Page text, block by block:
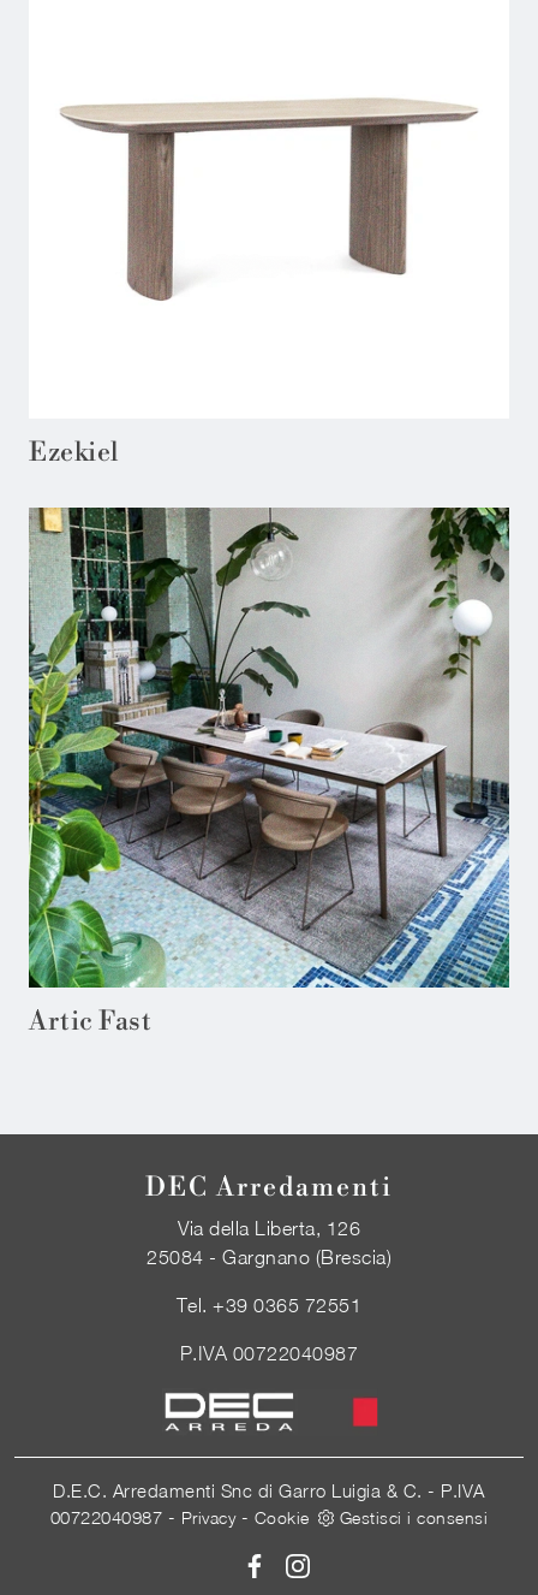
Ezekiel
Artic Fast
DEC Arredamenti
Via della Liberta, 126
25084 - Gargnano (Brescia)
Tel.+39 0365 72551
P.IVA 00722040987
D.E.C. Arredamenti Snc di Garro Luigia & C. - P.IVA
00722040987 - Privacy- Cookie Gestisci i consensi